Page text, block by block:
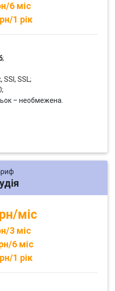
6 міс
1 рік
;
SSI, SSL;
– необмежена.
міс
3 міс
6 міс
1 рік